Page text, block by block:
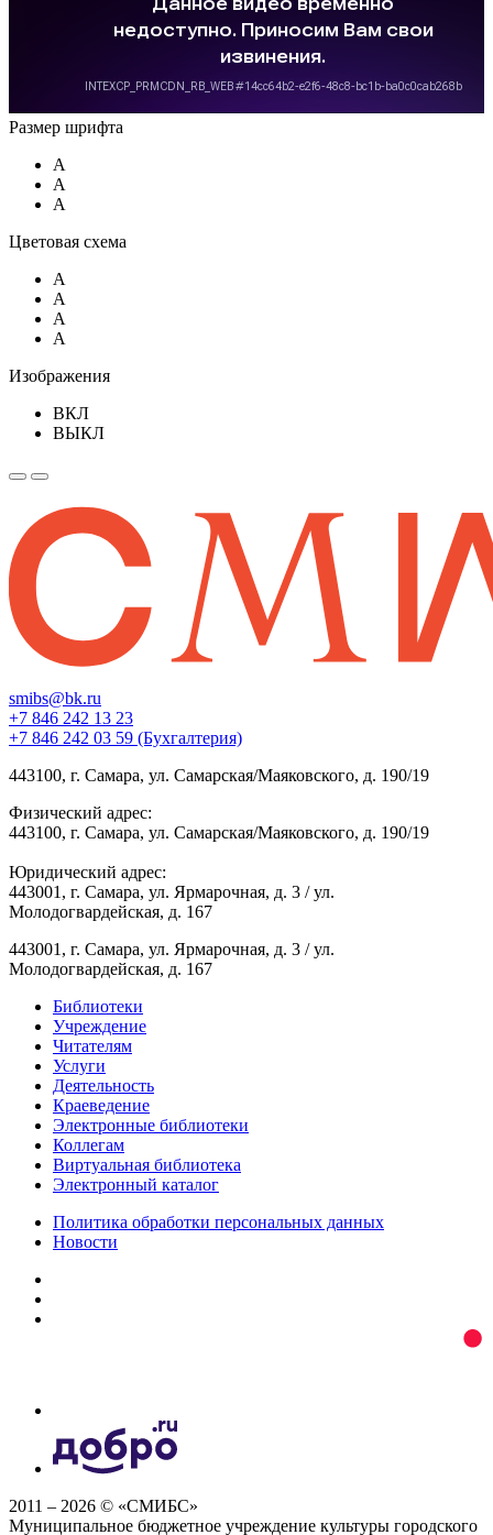
Размер шрифта
A
A
A
Цветовая схема
A
A
A
A
Изображения
ВКЛ
ВЫКЛ
smibs@bk.ru
+7 846 242 13 23
+7 846 242 03 59 (Бухгалтерия)
443100, г. Самара, ул. Самарская/Маяковского, д. 190/19
Физический адрес:
443100, г. Самара, ул. Самарская/Маяковского, д. 190/19
Юридический адрес:
443001, г. Самара, ул. Ярмарочная, д. 3 / ул.
Молодогвардейская, д. 167
443001, г. Самара, ул. Ярмарочная, д. 3 / ул.
Молодогвардейская, д. 167
Библиотеки
Учреждение
Читателям
Услуги
Деятельность
Краеведение
Электронные библиотеки
Коллегам
Виртуальная библиотека
Электронный каталог
Политика обработки персональных данных
Новости
2011 – 2026 © «СМИБС»
Муниципальное бюджетное учреждение культуры городского